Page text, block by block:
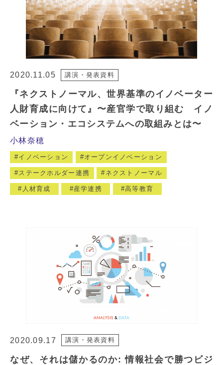
2020.11.05 講演・発表資料
『ネクストノーマル、世界基準のイノベーター
人財育成に向けて』〜産官学で取り組む イノ
ベーション・エコシステムへの取組みとは〜
小林奈穂
イノベーション オープンイノベーション
ステークホルダー連携 ネクストノーマル
人材育成 産学連携 高等教育
2020.09.17 講演・発表資料
なぜ、それは儲かるのか: 情報社会で勝つビジ